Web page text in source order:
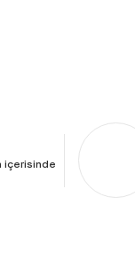
içerisinde